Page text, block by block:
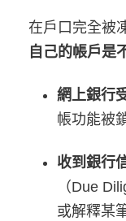
在戶口完全被
自己的帳戶是
網上銀行
帳功能被
收到銀行
（Due
或解釋某